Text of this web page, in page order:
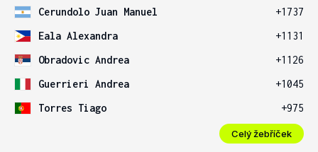
Cerundolo Juan Manuel
+1737
Eala Alexandra
+1131
Obradovic Andrea
+1126
Guerrieri Andrea
+1045
Torres Tiago
+975
Celý žebříček